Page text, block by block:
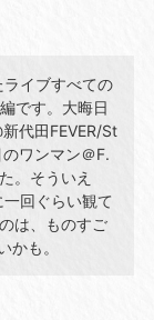
イブすべての
です。大晦日
代田FEVER/St
ワンマン＠F.
。そういえ
回ぐらい観て
は、ものすご
も。